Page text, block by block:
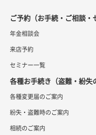
ご予約（お手続・ご相談・
年金相談会
来店予約
セミナー一覧
各種お手続き（盗難・紛失
各種変更届のご案内
紛失・盗難時のご案内
相続のご案内